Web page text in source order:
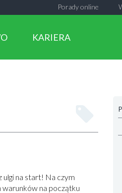
Porady online
KARIERA
ulgi na start! Na czym
na początku